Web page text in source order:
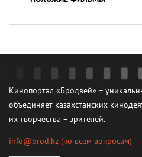
Кинопортал «Бродвей» –
объединяет казахстанских
их творчества – зрителей.
info@brod.kz (по всем вопросам)